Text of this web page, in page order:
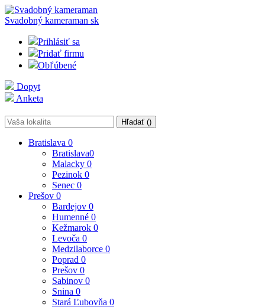
Svadobný kameraman sk
Prihlásiť sa
Pridať firmu
Obľúbené
Dopyt
Anketa
Hľadať ()
Bratislava 0
Bratislava0
Malacky 0
Pezinok 0
Senec 0
Prešov 0
Bardejov 0
Humenné 0
Kežmarok 0
Levoča 0
Medzilaborce 0
Poprad 0
Prešov 0
Sabinov 0
Snina 0
Stará Ľubovňa 0